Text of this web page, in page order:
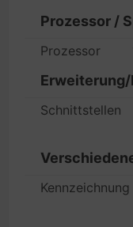
Prozessor /
Prozessor
Schnittstellen
Kennzeichnung